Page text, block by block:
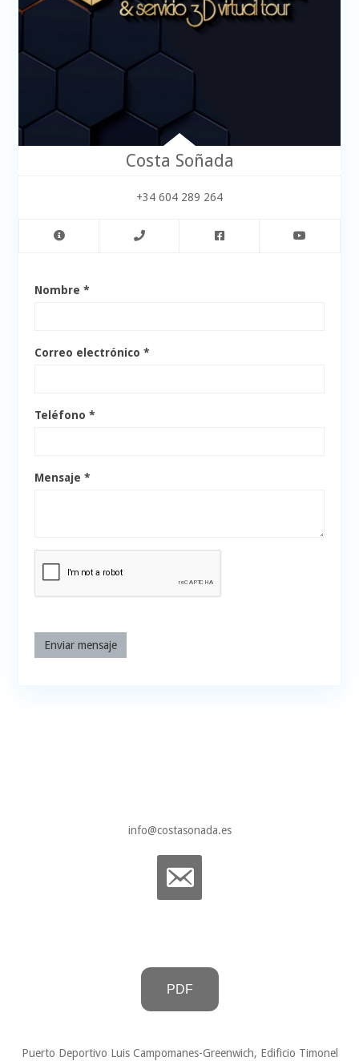
Costa Soñada
+34 604 289 264
Nombre *
Correo electrónico *
Teléfono *
Mensaje *
Enviar mensaje
info@costasonada.es
PDF
Puerto Deportivo Luis Campomanes-Greenwich, Edificio Timonel